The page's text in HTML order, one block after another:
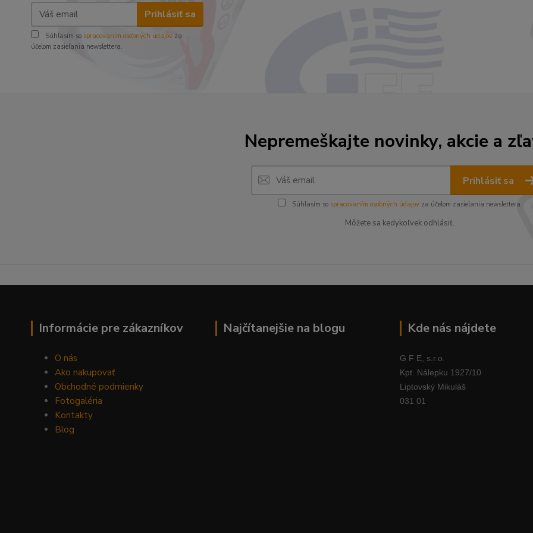
Prihlásiť sa
Súhlasím so spracovaním osobných údajov za
účelom zasielania newslettera.
Nepremeškajte novinky, akcie a
Prihlásiť sa
Súhlasím so spracovaním osobných údajovza účelom zasielania newslettera.
Môžete sa kedykoľvek odhlásiť.
Informácie pre zákazníkov
O nás
Ako nakupovať
Obchodné podmienky
Fotogaléria
Kontakty
Blog
Najčítanejšie na blogu Kde nás nájdete
G F E, s.r.o.
Kpt. Nálepku 1927/10
Liptovský Mikuláš
031 01